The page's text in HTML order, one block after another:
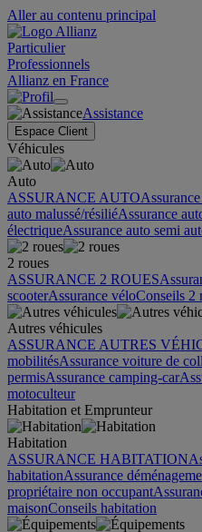
Aller au contenu principal
Particulier
Professionnels
Allianz en France
Assistance
Espace Client
Véhicules
Auto
ASSURANCE AUTO
auto malussé/résiliéAssurance
électriqueAssurance auto semi
2 roues
ASSURANCE 2 ROUES
scooterAssurance véloConseils 2
Autres véhicules
ASSURANCE AUTRES
mobilitésAssurance voiture de
permisAssurance camping-car
motoculteur
Habitation et Emprunteur
Habitation
ASSURANCE HABITATION
habitationAssurance
propriétaire non occupant
maisonConseils habitation